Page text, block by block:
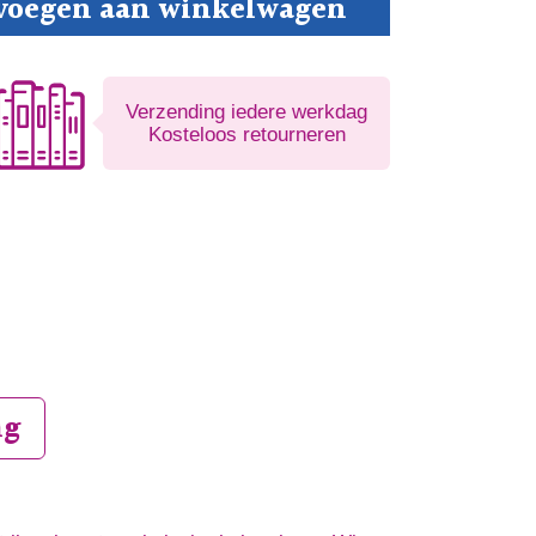
aan winkelwagen
Verzending iedere werkdag
Kosteloos retourneren